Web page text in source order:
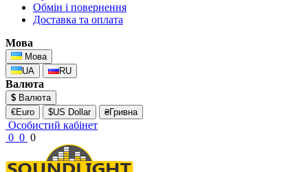
Обмін і повернення
Доставка та оплата
Мова
Мова
UA
RU
Валюта
$ Валюта
€Euro
$US Dollar ₴Гривна
Особистий кабінет
0 0 0